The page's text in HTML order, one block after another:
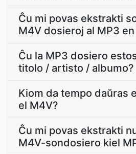
Ĉu mi povas ekstrakti
M4V dosieroj al MP3
Ĉu la MP3 dosiero
titolo / artisto / albumo?
Kiom da tempo daŭras
el M4V?
Ĉu mi povas ekstrakti
M4V-sondosiero kiel